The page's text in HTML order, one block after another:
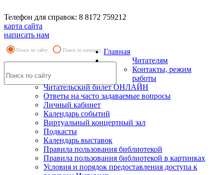
Телефон для справок: 8 8172 759212
карта сайта
написать нам
Поиск по сайту Поиск по каталогу Главная
Читателям
Контакты, режим
работы
Читательский билет ОНЛАЙН
Ответы на часто задаваемые вопросы
Личный кабинет
Календарь событий
Виртуальный концертный зал
Подкасты
Календарь выставок
Правила пользования библиотекой
Правила пользования библиотекой в картинках
Условия и порядок предоставления доступа к